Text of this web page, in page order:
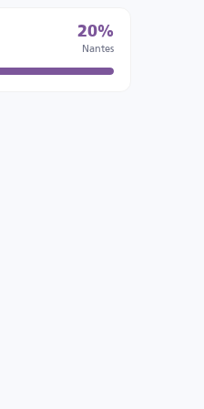
20%
Nantes